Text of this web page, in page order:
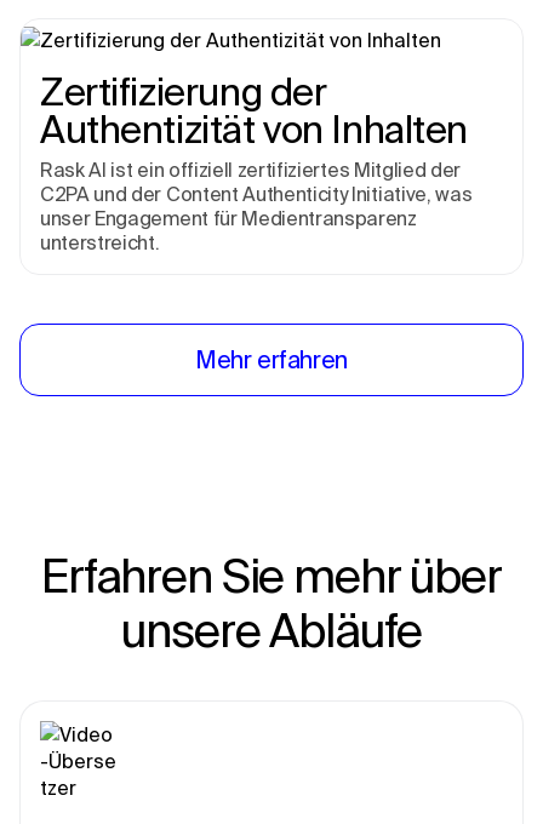
Zertifizierung der
Authentizität von Inhalten
Rask AI ist ein offiziell zertifiziertes Mitglied der
C2PA und der Content Authenticity Initiative, was
unser Engagement für Medientransparenz
unterstreicht.
Mehr erfahren
Erfahren Sie mehr über
unsere Abläufe